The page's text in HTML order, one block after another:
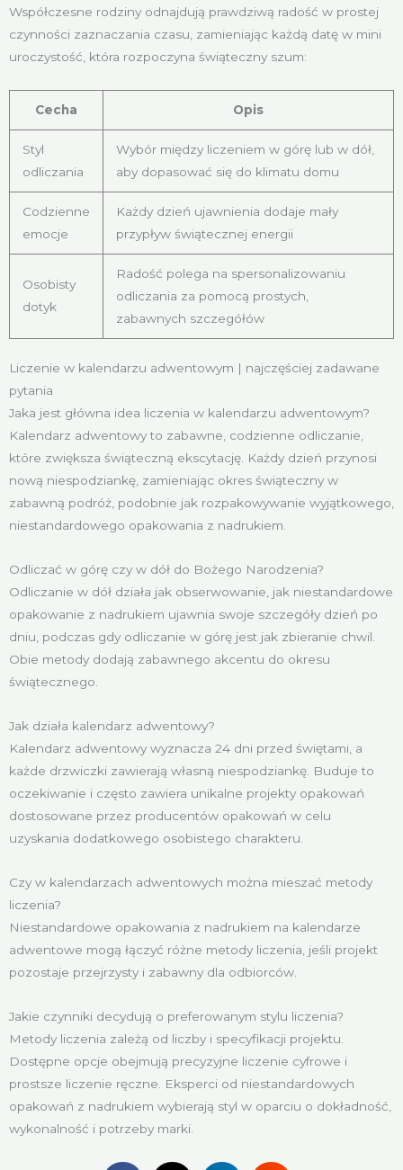
Współczesne rodziny odnajdują prawdziwą radość w prostej
czynności zaznaczania czasu, zamieniając każdą datę w mini
uroczystość, która rozpoczyna świąteczny szum:
Cecha Opis
Styl
odliczania
Wybór między liczeniem w górę lub w dół,
aby dopasować się do klimatu domu
Codzienne
emocje
Każdy dzień ujawnienia dodaje mały
przypływ świątecznej energii
Osobisty
dotyk
Radość polega na spersonalizowaniu
odliczania za pomocą prostych,
zabawnych szczegółów
Liczenie w kalendarzu adwentowym | najczęściej zadawane
pytania
Jaka jest główna idea liczenia w kalendarzu adwentowym?
Kalendarz adwentowy to zabawne, codzienne odliczanie,
które zwiększa świąteczną ekscytację. Każdy dzień przynosi
nową niespodziankę, zamieniając okres świąteczny w
zabawną podróż, podobnie jak rozpakowywanie wyjątkowego,
niestandardowego opakowania z nadrukiem.
Odliczać w górę czy w dół do Bożego Narodzenia?
Odliczanie w dół działa jak obserwowanie, jak niestandardowe
opakowanie z nadrukiem ujawnia swoje szczegóły dzień po
dniu, podczas gdy odliczanie w górę jest jak zbieranie chwil.
Obie metody dodają zabawnego akcentu do okresu
świątecznego.
Jak działa kalendarz adwentowy?
Kalendarz adwentowy wyznacza 24 dni przed świętami, a
każde drzwiczki zawierają własną niespodziankę. Buduje to
oczekiwanie i często zawiera unikalne projekty opakowań
dostosowane przez producentów opakowań w celu
uzyskania dodatkowego osobistego charakteru.
Czy w kalendarzach adwentowych można mieszać metody
liczenia?
Niestandardowe opakowania z nadrukiem na kalendarze
adwentowe mogą łączyć różne metody liczenia, jeśli projekt
pozostaje przejrzysty i zabawny dla odbiorców.
Jakie czynniki decydują o preferowanym stylu liczenia?
Metody liczenia zależą od liczby i specyfikacji projektu.
Dostępne opcje obejmują precyzyjne liczenie cyfrowe i
prostsze liczenie ręczne. Eksperci od niestandardowych
opakowań z nadrukiem wybierają styl w oparciu o dokładność,
wykonalność i potrzeby marki.